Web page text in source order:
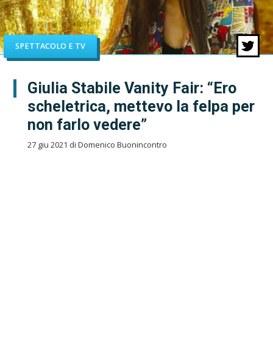
SPETTACOLO E TV
Giulia Stabile Vanity Fair: “Ero
scheletrica, mettevo la felpa per
non farlo vedere”
27 giu 2021 di Domenico Buonincontro